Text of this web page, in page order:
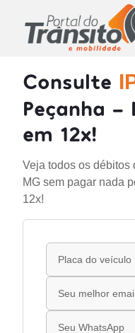
Consulte
Peçanha -
em 12x!
Veja todos os débitos
MG sem pagar nada
12x!